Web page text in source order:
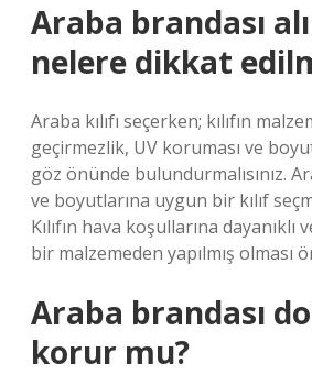
Araba brandası
nelere dikkat
Araba kılıfı seçerken; kılıfın
geçirmezlik, UV koruması ve
göz önünde bulundurmalısınız.
ve boyutlarına uygun bir kılıf
Kılıfın hava koşullarına
bir malzemeden yapılmış olması
Araba brandası
korur mu?